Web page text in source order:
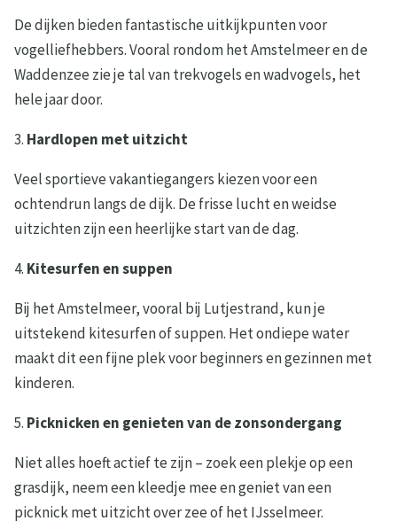
De dijken bieden fantastische uitkijkpunten voor
vogelliefhebbers. Vooral rondom het Amstelmeer en de
Waddenzee zie je tal van trekvogels en wadvogels, het
hele jaar door.
3. Hardlopen met uitzicht
Veel sportieve vakantiegangers kiezen voor een
ochtendrun langs de dijk. De frisse lucht en weidse
uitzichten zijn een heerlijke start van de dag.
4. Kitesurfen en suppen
Bij het Amstelmeer, vooral bij Lutjestrand, kun je
uitstekend kitesurfen of suppen. Het ondiepe water
maakt dit een fijne plek voor beginners en gezinnen met
kinderen.
5. Picknicken en genieten van de zonsondergang
Niet alles hoeft actief te zijn – zoek een plekje op een
grasdijk, neem een kleedje mee en geniet van een
picknick met uitzicht over zee of het IJsselmeer.